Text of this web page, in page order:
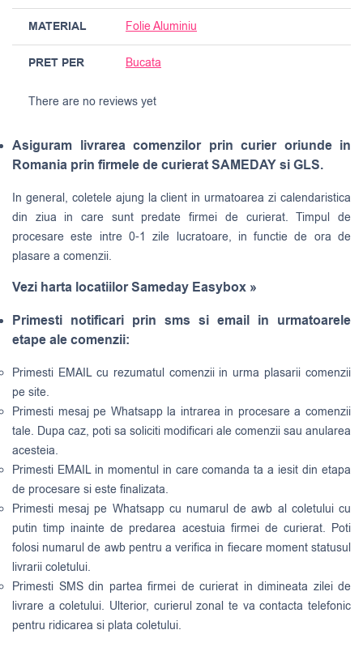
MATERIAL Folie Aluminiu
PRET PER Bucata
There are no reviews yet
Asiguram livrarea comenzilor prin curier oriunde in
Romania prin firmele de curierat SAMEDAY si GLS.
In general, coletele ajung la client in urmatoarea zi calendaristica
din ziua in care sunt predate firmei de curierat. Timpul de
procesare este intre 0-1 zile lucratoare, in functie de ora de
plasare a comenzii.
Vezi harta locatiilor Sameday Easybox »
Primesti notificari prin sms si email in urmatoarele
etape ale comenzii:
Primesti EMAIL cu rezumatul comenzii in urma plasarii comenzii
pe site.
Primesti mesaj pe Whatsapp la intrarea in procesare a comenzii
tale. Dupa caz, poti sa soliciti modificari ale comenzii sau anularea
acesteia.
Primesti EMAIL in momentul in care comanda ta a iesit din etapa
de procesare si este finalizata.
Primesti mesaj pe Whatsapp cu numarul de awb al coletului cu
putin timp inainte de predarea acestuia firmei de curierat. Poti
folosi numarul de awb pentru a verifica in fiecare moment statusul
livrarii coletului.
Primesti SMS din partea firmei de curierat in dimineata zilei de
livrare a coletului. Ulterior, curierul zonal te va contacta telefonic
pentru ridicarea si plata coletului.